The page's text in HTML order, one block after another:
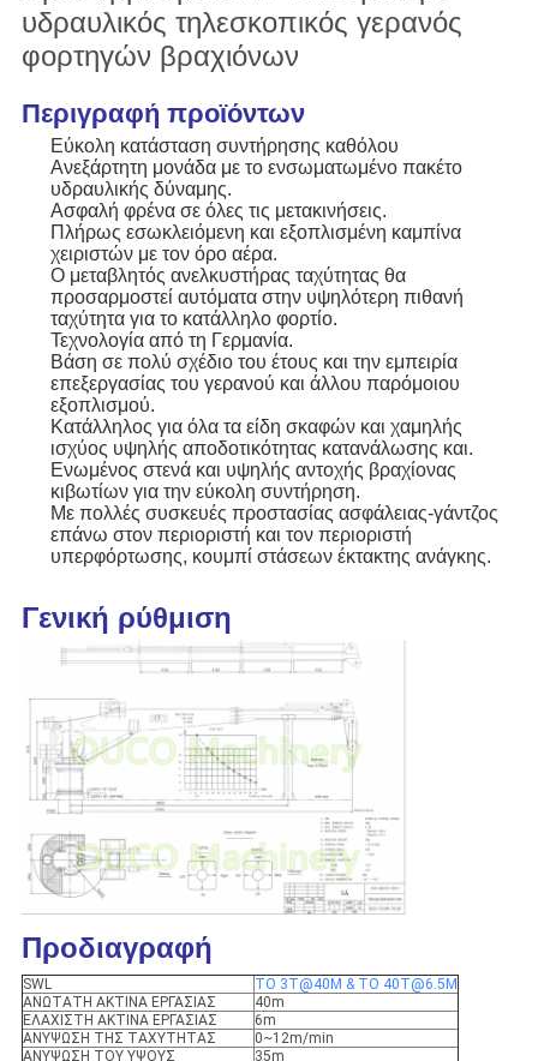
υδραυλικός τηλεσκοπικός γερανός
φορτηγών βραχιόνων
Περιγραφή προϊόντων
Εύκολη κατάσταση συντήρησης καθόλου
Ανεξάρτητη μονάδα με το ενσωματωμένο πακέτο
υδραυλικής δύναμης.
Ασφαλή φρένα σε όλες τις μετακινήσεις.
Πλήρως εσωκλειόμενη και εξοπλισμένη καμπίνα
χειριστών με τον όρο αέρα.
Ο μεταβλητός ανελκυστήρας ταχύτητας θα
προσαρμοστεί αυτόματα στην υψηλότερη πιθανή
ταχύτητα για το κατάλληλο φορτίο.
Τεχνολογία από τη Γερμανία.
Βάση σε πολύ σχέδιο του έτους και την εμπειρία
επεξεργασίας του γερανού και άλλου παρόμοιου
εξοπλισμού.
Κατάλληλος για όλα τα είδη σκαφών και χαμηλής
ισχύος υψηλής αποδοτικότητας κατανάλωσης και.
Ενωμένος στενά και υψηλής αντοχής βραχίονας
κιβωτίων για την εύκολη συντήρηση.
Με πολλές συσκευές προστασίας ασφάλειας-γάντζος
επάνω στον περιοριστή και τον περιοριστή
υπερφόρτωσης, κουμπί στάσεων έκτακτης ανάγκης.
Γενική ρύθμιση
Προδιαγραφή
SWL
ΤΟ 3T@40M & ΤΟ 40T@6.5M
ΑΝΩΤΑΤΗ ΑΚΤΙΝΑ ΕΡΓΑΣΙΑΣ
40m
ΕΛΑΧΙΣΤΗ ΑΚΤΙΝΑ ΕΡΓΑΣΙΑΣ
6m
ΑΝΥΨΩΣΗ ΤΗΣ ΤΑΧΥΤΗΤΑΣ
0~12m/min
ΑΝΥΨΩΣΗ ΤΟΥ ΥΨΟΥΣ
35m